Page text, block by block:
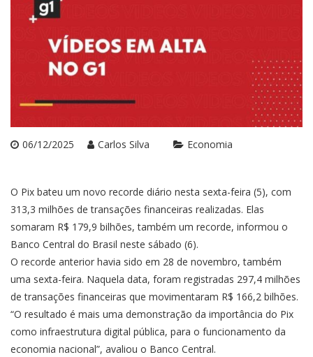
06/12/2025 Carlos Silva Economia
O Pix bateu um novo recorde diário nesta sexta-feira (5), com
313,3 milhões de transações financeiras realizadas. Elas
somaram R$ 179,9 bilhões, também um recorde, informou o
Banco Central do Brasil neste sábado (6).
O recorde anterior havia sido em 28 de novembro, também
uma sexta-feira. Naquela data, foram registradas 297,4 milhões
de transações financeiras que movimentaram R$ 166,2 bilhões.
“O resultado é mais uma demonstração da importância do Pix
como infraestrutura digital pública, para o funcionamento da
economia nacional”, avaliou o Banco Central.